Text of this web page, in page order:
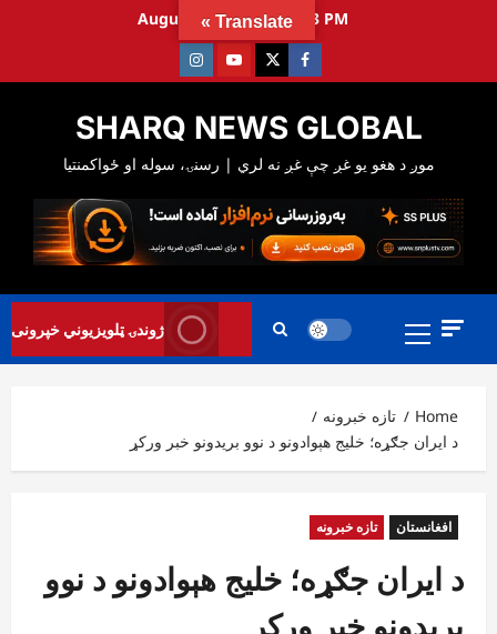
August 9, 2026 3:07:15 PM
Facebook
Twitter
Youtube
Instagram
SHARQ NEWS GLOBAL
Primary
ژوندۍ ټلویزیوني خپرونی
Home
تازه خبرونه
د ایران جګړه؛ خلیج هېوادونو د نوو بریدونو خبر ورکړ
افغانستان تازه خبرونه
د ایران جګړه؛ خلیج هېوادونو د نوو
بریدونو خبر ورکړ
Translate »